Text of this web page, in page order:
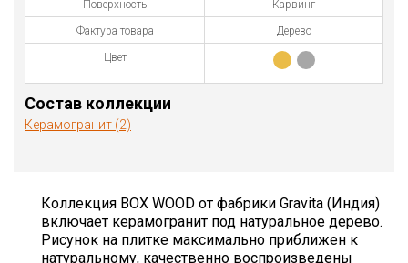
Поверхность Карвинг
Фактура товара Дерево
Цвет
Состав коллекции
Керамогранит (2)
Коллекция BOX WOOD от фабрики Gravita (Индия)
включает керамогранит под натуральное дерево.
Рисунок на плитке максимально приближен к
натуральному, качественно воспроизведены